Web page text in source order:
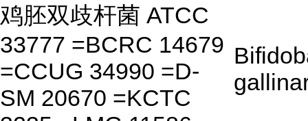
鸡胚双歧杆菌 ATCC
33777 =BCRC 14679
=CCUG 34990 =D-
SM 20670 =KCTC